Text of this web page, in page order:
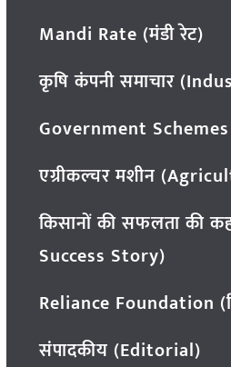
Mandi Rate (मंडी रेट)
कृषि कंपनी समाचार
Government Schemes
एग्रीकल्चर मशीन
किसानों की सफलता की
Success Story)
Reliance Foundation
संपादकीय (Editorial)